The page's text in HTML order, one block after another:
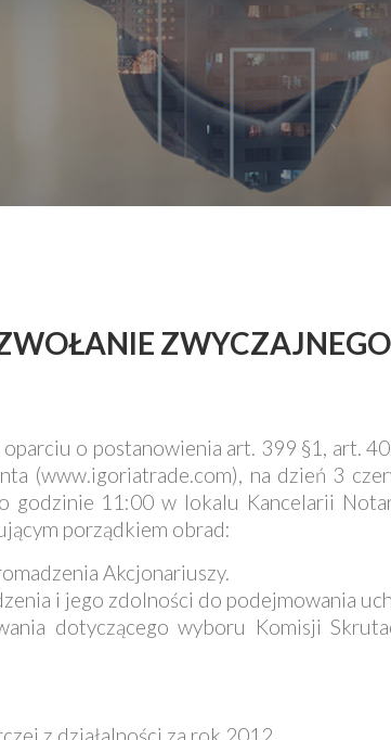
o postanowienia art. 399 §1, art.
(www.igoriatrade.com), na dzień 3
godzinie 11:00 w lokalu Kancelarii
porządkiem obrad:
Akcjonariuszy.
i jego zdolności do podejmowania
dotyczącego wyboru Komisji